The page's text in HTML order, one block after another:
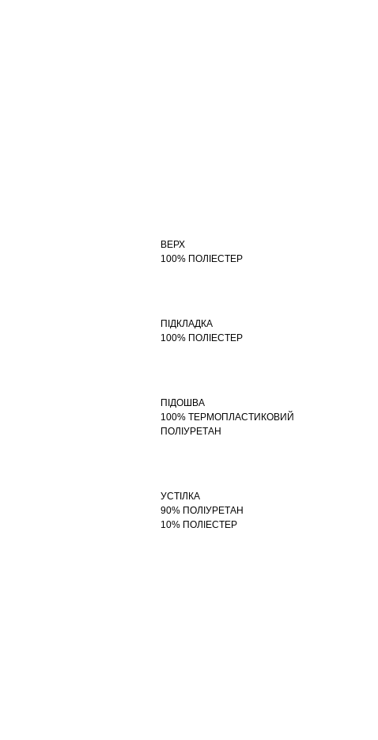
ВЕРХ
100% ПОЛІЕСТЕР
ПІДКЛАДКА
100% ПОЛІЕСТЕР
ПІДОШВА
100% ТЕРМОПЛАСТИКОВИЙ
ПОЛІУРЕТАН
УСТІЛКА
90% ПОЛІУРЕТАН
10% ПОЛІЕСТЕР